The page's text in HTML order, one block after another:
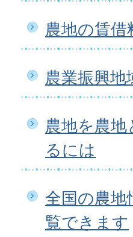
農地の賃借
農業振興
農地を農
るには
全国の農
覧できます